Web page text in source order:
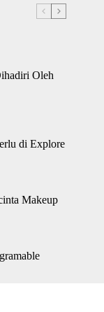
Oleh
di Explore
Makeup